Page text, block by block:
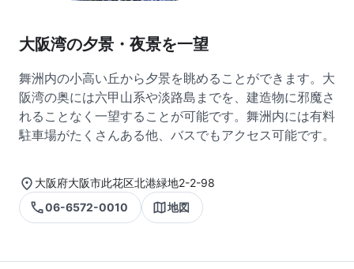
大阪湾の夕景・夜景を一望
舞洲内の小高い丘から夕景を眺めることができます。大
阪湾の奥には六甲山系や淡路島までを、建造物に邪魔さ
れることなく一望することが可能です。舞洲内には有料
駐車場がたくさんある他、バスでもアクセス可能です。
大阪府大阪市此花区北港緑地2-2-98
06-6572-0010
地図